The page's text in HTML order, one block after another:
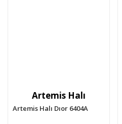
Artemis Halı
Artemis Halı Dıor 6404A